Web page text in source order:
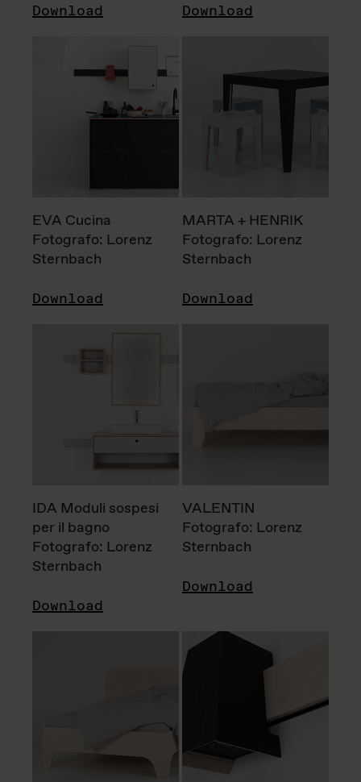
Download Download
EVA Cucina
Fotografo: Lorenz
Sternbach
Download
MARTA + HENRIK
Fotografo: Lorenz
Sternbach
Download
IDA Moduli sospesi
per il bagno
Fotografo: Lorenz
Sternbach
Download
VALENTIN
Fotografo: Lorenz
Sternbach
Download